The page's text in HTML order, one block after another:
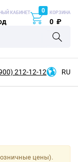
КАБИНЕТ 0 КОРЗИНА
0 ₽
212-12-12 RU
цены).